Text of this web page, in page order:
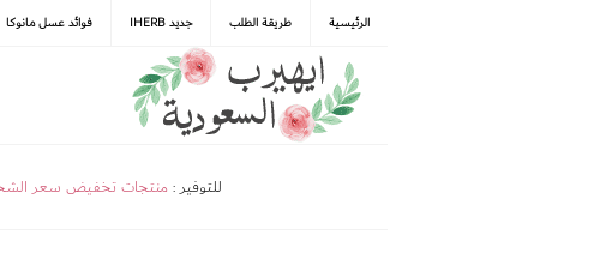
الرئيسية طريقة الطلب جديد IHERB فوائد عسل مانوكا
للتوفير : منتجات تخفيض سعر